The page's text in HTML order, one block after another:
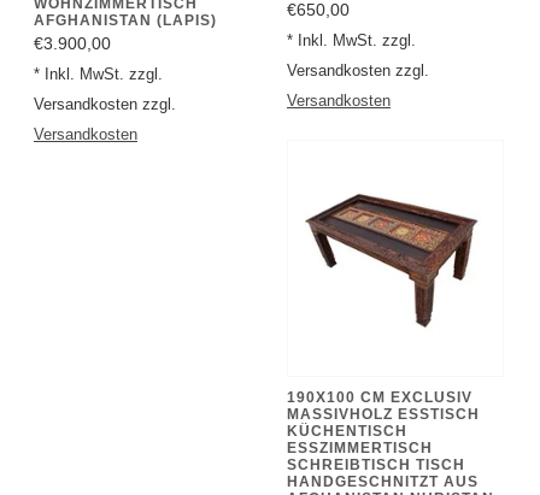
€3.900,00
* Inkl. MwSt. zzgl.
Versandkosten zzgl.
Versandkosten
* Inkl. MwSt. zzgl.
Versandkosten zzgl.
Versandkosten
KÜCHENTISCH
ESSZIMMERTISCH
SCHREIBTISCH TISCH
HANDGESCHNITZT AUS
AFGHANISTAN NURISTAN
NR:PJ